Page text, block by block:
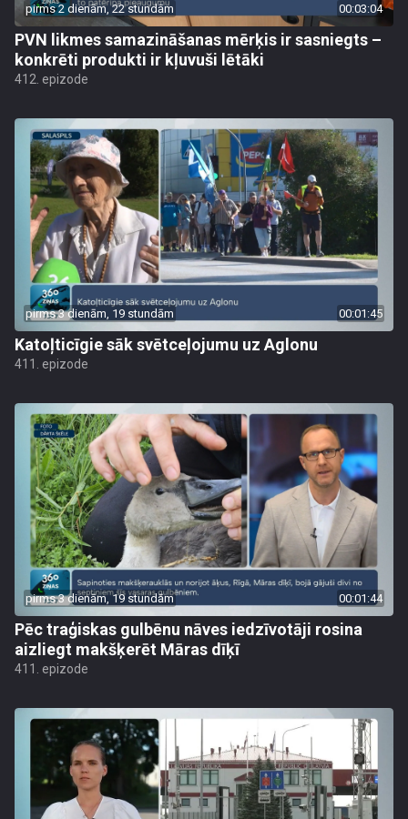
pirms 2 dienām, 22 stundām 00:03:04
PVN likmes samazināšanas mērķis ir sasniegts –
konkrēti produkti ir kļuvuši lētāki
412. epizode
pirms 3 dienām, 19 stundām 00:01:45
Katoļticīgie sāk svētceļojumu uz Aglonu
411. epizode
pirms 3 dienām, 19 stundām 00:01:44
Pēc traģiskas gulbēnu nāves iedzīvotāji rosina
aizliegt makšķerēt Māras dīķī
411. epizode